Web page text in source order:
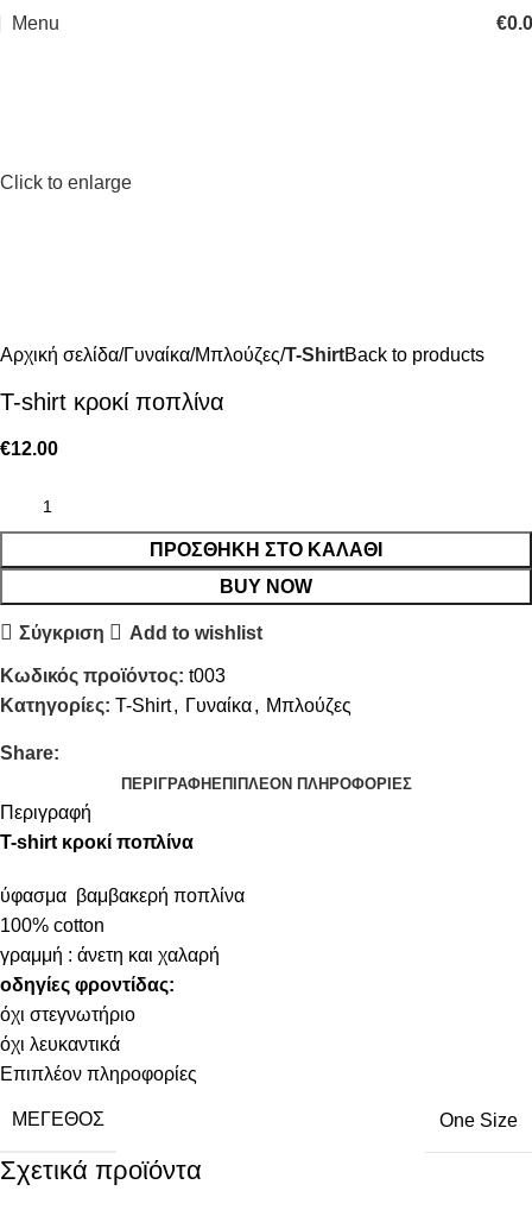
Menu €
Click to enlarge
Αρχική σελίδα Γυναίκα Μπλούζες T-ShirtBack to products
T-shirt κροκί ποπλίνα
€12.00
ΠΡΟΣΘΉΚΗ ΣΤΟ ΚΑΛΆΘΙ
BUY NOW
Σύγκριση Add to wishlist
Κωδικός προϊόντος: t003
Κατηγορίες: T-Shirt, Γυναίκα, Μπλούζες
Share:
ΠΕΡΙΓΡΑΦΉ ΕΠΙΠΛΈΟΝ ΠΛΗΡΟΦΟΡΊΕΣ
Περιγραφή
T-shirt κροκί ποπλίνα
ύφασμα βαμβακερή ποπλίνα
100% cotton
γραμμή : άνετη και χαλαρή
οδηγίες φροντίδας:
όχι στεγνωτήριο
όχι λευκαντικά
Επιπλέον πληροφορίες
ΜΈΓΕΘΟΣ One Size
Σχετικά προϊόντα